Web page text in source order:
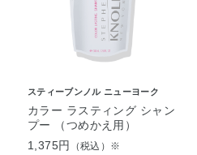
スティーブンノル ニューヨーク
カラー ラスティング シャン
プー （つめかえ用）
1,375円
（税込）※